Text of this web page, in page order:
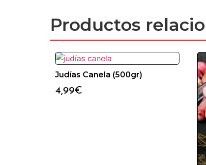
Productos
Judías Canela (500gr)
4,99€